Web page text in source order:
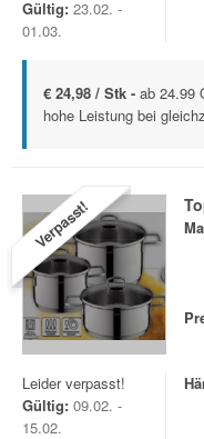
Gültig: 23.02. -
01.03.
€ 24,98 / Stk - ab 24.99
hohe Leistung bei
Verpasst!
Leider verpasst!
Gültig: 09.02. -
15.02.